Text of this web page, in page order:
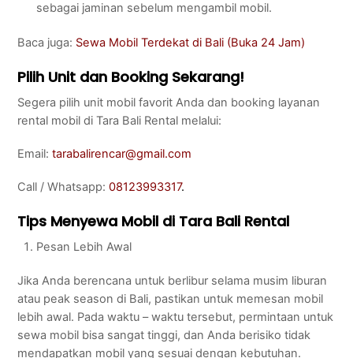
sebagai jaminan sebelum mengambil mobil.
Baca juga: Sewa Mobil Terdekat di Bali (Buka 24 Jam)
Pilih Unit dan Booking Sekarang!
Segera pilih unit mobil favorit Anda dan booking layanan
rental mobil di Tara Bali Rental melalui:
Email:tarabalirencar@gmail.com
Call / Whatsapp:08123993317.
Tips Menyewa Mobil di Tara Bali Rental
Pesan Lebih Awal
Jika Anda berencana untuk berlibur selama musim liburan
atau peak season di Bali, pastikan untuk memesan mobil
lebih awal. Pada waktu – waktu tersebut, permintaan untuk
sewa mobil bisa sangat tinggi, dan Anda berisiko tidak
mendapatkan mobil yang sesuai dengan kebutuhan.